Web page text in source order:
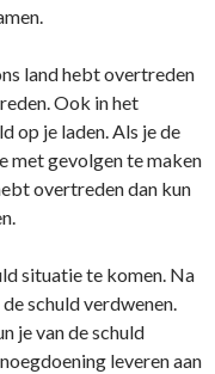
land hebt overtreden
Ook in het
op je laden. Als je de
met gevolgen te maken
overtreden dan kun
situatie te komen. Na
schuld verdwenen.
je van de schuld
leveren aan